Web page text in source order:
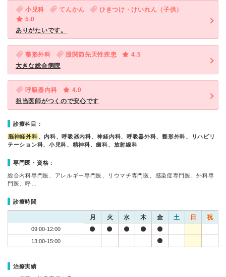
小児科 てんかん
ひきつけ・けいれん（子供）
5.0
ありがたいです。
整形外科 股関節先天性疾患
4.5
大きな総合病院
呼吸器内科
4.0
担当医師がつくので安心です
診療科目：
脳神経外科 、内科、呼吸器内科、神経内科、呼吸器外科、整形外科、リハビリ
テーション科、小児科、精神科、歯科、放射線科
専門医・資格：
総合内科専門医、アレルギー専門医、リウマチ専門医、感染症専門医、外科専
門医、呼…
診療時間
月 火 水 木 金 土 日 祝
09:00-12:00
13:00-15:00
治療実績